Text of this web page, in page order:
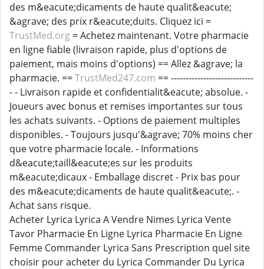
des m&eacute;dicaments de haute qualit&eacute;
&agrave; des prix r&eacute;duits. Cliquez ici =
TrustMed.org = Achetez maintenant. Votre pharmacie
en ligne fiable (livraison rapide, plus d'options de
paiement, mais moins d'options) == Allez &agrave; la
pharmacie. ==TrustMed247.com == ----------------------------
- - Livraison rapide et confidentialit&eacute; absolue. -
Joueurs avec bonus et remises importantes sur tous
les achats suivants. - Options de paiement multiples
disponibles. - Toujours jusqu'&agrave; 70% moins cher
que votre pharmacie locale. - Informations
d&eacute;taill&eacute;es sur les produits
m&eacute;dicaux - Emballage discret - Prix bas pour
des m&eacute;dicaments de haute qualit&eacute;. -
Achat sans risque.
Acheter Lyrica Lyrica A Vendre Nimes Lyrica Vente
Tavor Pharmacie En Ligne Lyrica Pharmacie En Ligne
Femme Commander Lyrica Sans Prescription quel site
choisir pour acheter du Lyrica Commander Du Lyrica